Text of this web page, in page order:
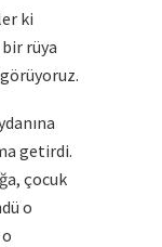
ki
rüya
getirdi.
çocuk
o